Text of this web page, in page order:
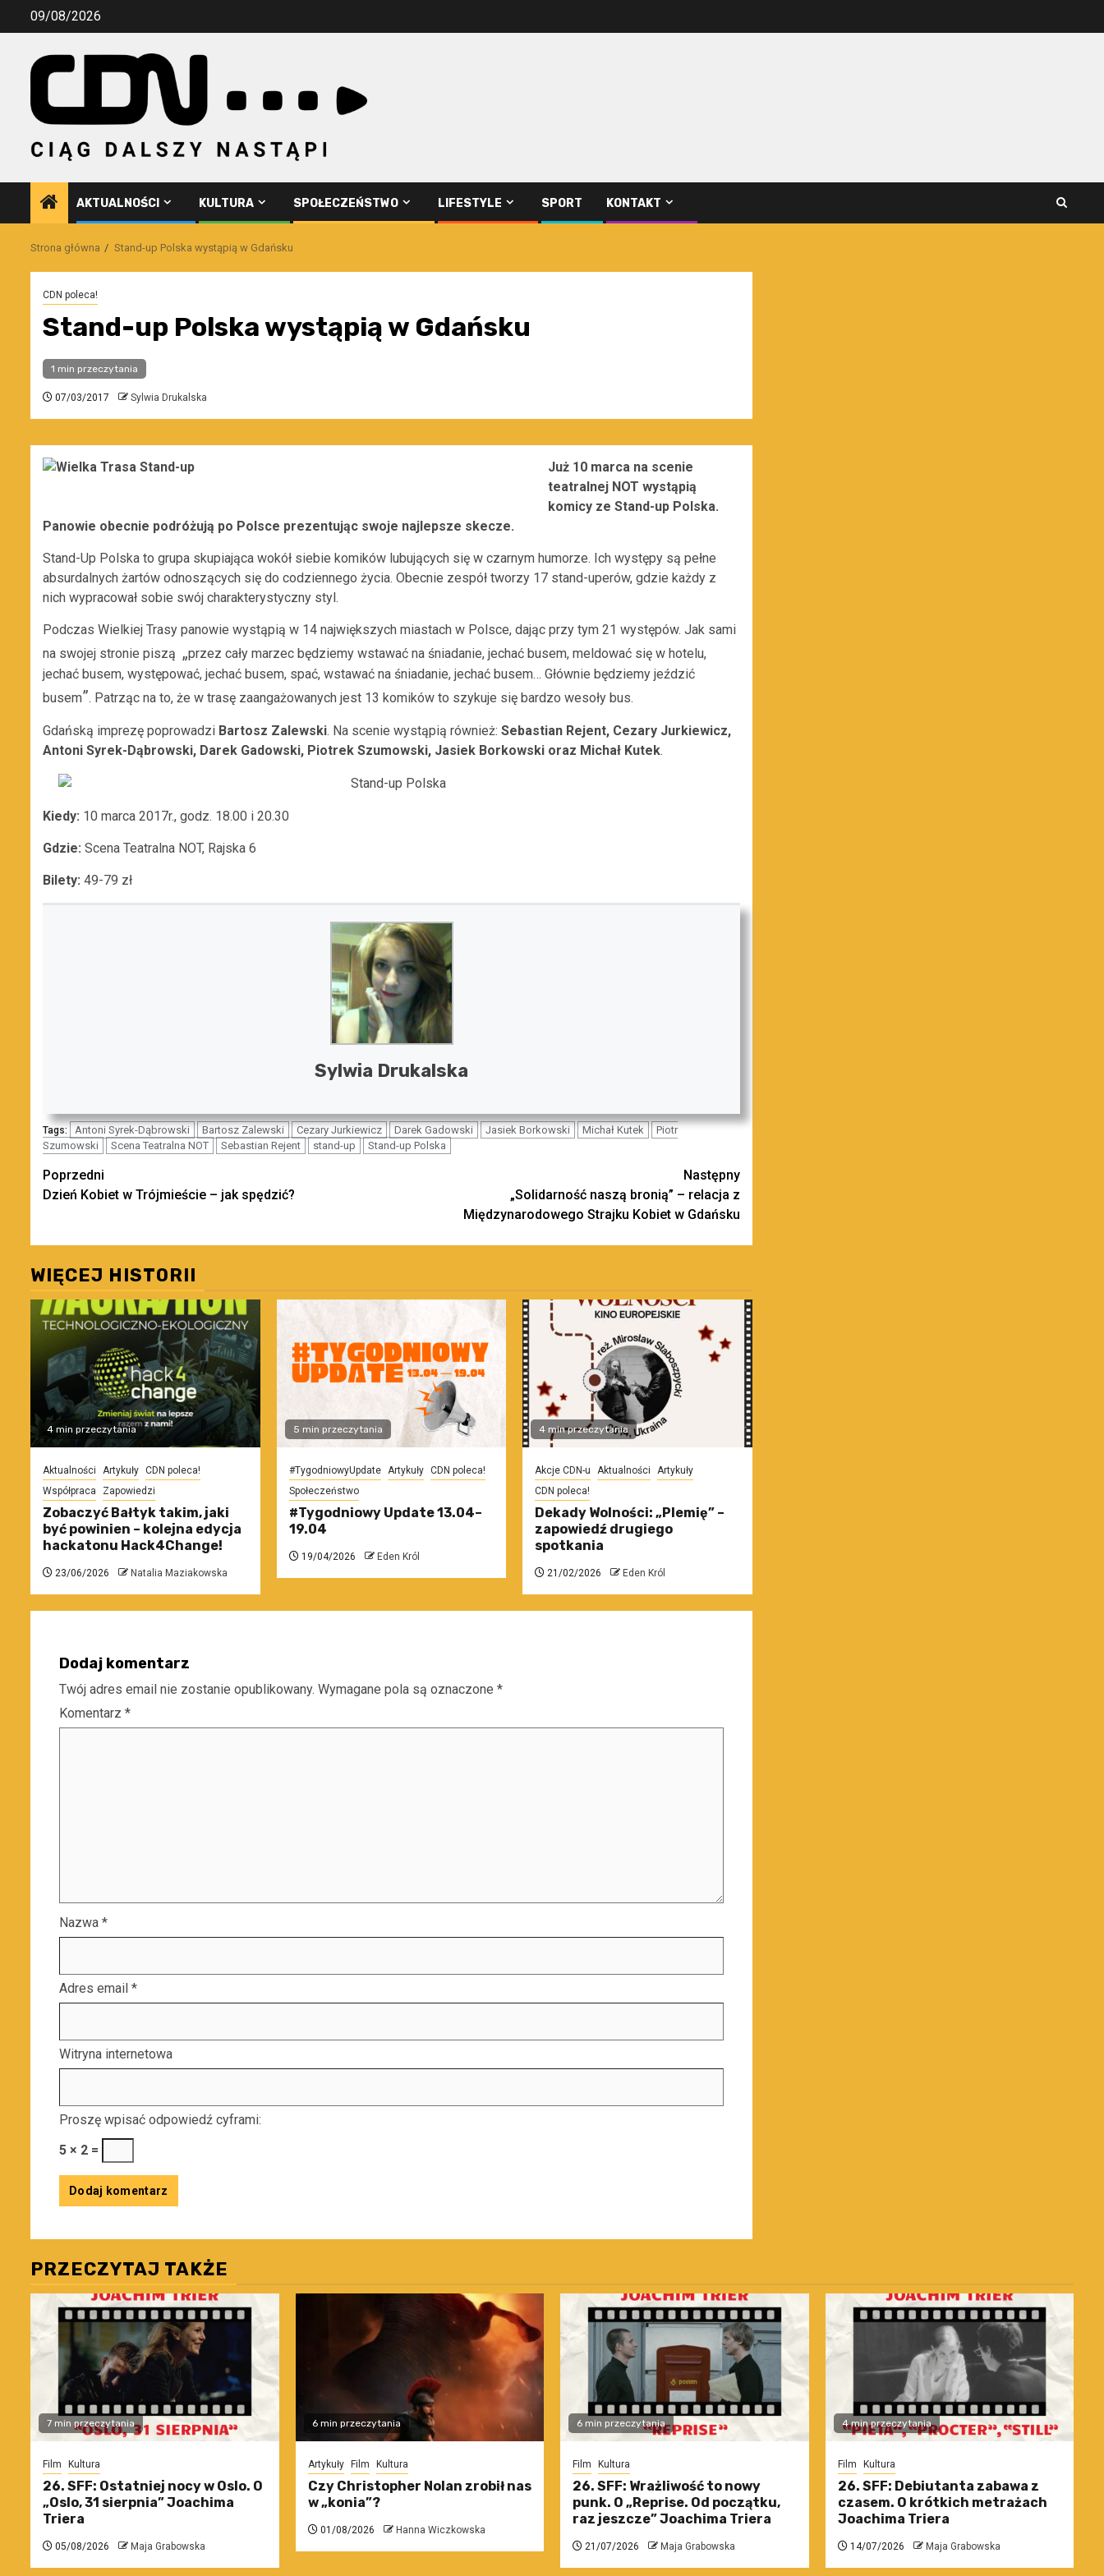
Przejdź09/08/2026
AKTUALNOŚCI KULTURA SPOŁECZEŃSTWO LIFESTYLE SPORT KONTAKT
Strona główna Stand-up Polska wystąpią w Gdańsku
CDN poleca!
Stand-up Polska wystąpią w Gdańsku
1 min przeczytania
07/03/2017 Sylwia Drukalska
Już 10 marca na scenie
teatralnej NOT wystąpią
komicy ze Stand-up Polska.
Panowie obecnie podróżują po Polsce prezentując swoje najlepsze skecze.
Stand-Up Polska to grupa skupiająca wokół siebie komików lubujących się w czarnym humorze. Ich występy są pełne
absurdalnych żartów odnoszących się do codziennego życia. Obecnie zespół tworzy 17 stand-uperów, gdzie każdy z
nich wypracował sobie swój charakterystyczny styl.
Podczas Wielkiej Trasy panowie wystąpią w 14 największych miastach w Polsce, dając przy tym 21 występów. Jak sami
na swojej stronie piszą „przez cały marzec będziemy wstawać na śniadanie, jechać busem, meldować się w hotelu,
jechać busem, występować, jechać busem, spać, wstawać na śniadanie, jechać busem… Głównie będziemy jeździć
busem”. Patrząc na to, że w trasę zaangażowanych jest 13 komików to szykuje się bardzo wesoły bus.
Gdańską imprezę poprowadzi Bartosz Zalewski. Na scenie wystąpią również: Sebastian Rejent, Cezary Jurkiewicz,
Antoni Syrek-Dąbrowski, Darek Gadowski, Piotrek Szumowski, Jasiek Borkowski oraz Michał Kutek.
Kiedy: 10 marca 2017r., godz. 18.00 i 20.30
Gdzie: Scena Teatralna NOT, Rajska 6
Bilety: 49-79 zł
Sylwia Drukalska
Tags: Antoni Syrek-Dąbrowski Bartosz Zalewski Cezary Jurkiewicz Darek Gadowski Jasiek Borkowski Michał Kutek
Piotr
Szumowski
Scena Teatralna NOT Sebastian Rejent stand-up Stand-up Polska
Zobacz
wpisy
Poprzedni
Dzień Kobiet w Trójmieście – jak spędzić?
Następny
„Solidarność naszą bronią” – relacja z
Międzynarodowego Strajku Kobiet w Gdańsku
WIĘCEJ HISTORII
4 min przeczytania
Aktualności Artykuły CDN poleca!
Współpraca
Zapowiedzi
Zobaczyć Bałtyk takim, jaki
być powinien – kolejna edycja
hackatonu Hack4Change!
23/06/2026 Natalia Maziakowska
5 min przeczytania
#TygodniowyUpdate Artykuły CDN poleca!
Społeczeństwo
#Tygodniowy Update 13.04–
19.04
19/04/2026 Eden Król
4 min przeczytania
Akcje CDN-u Aktualności
Artykuły
CDN poleca!
Dekady Wolności: „Plemię” –
zapowiedź drugiego
spotkania
21/02/2026 Eden Król
Dodaj komentarz
Twój adres email nie zostanie opublikowany. Wymagane pola są oznaczone *
Komentarz *
Nazwa *
Adres email *
Witryna internetowa
Proszę wpisać odpowiedź cyframi:
5 × 2 =
PRZECZYTAJ TAKŻE
7 min przeczytania
Film Kultura
26. SFF: Ostatniej nocy w Oslo. O
„Oslo, 31 sierpnia” Joachima
Triera
05/08/2026 Maja Grabowska
6 min przeczytania
Artykuły Film Kultura
Czy Christopher Nolan zrobił nas
w „konia”?
01/08/2026 Hanna Wiczkowska
6 min przeczytania
Film Kultura
26. SFF: Wrażliwość to nowy
punk. O „Reprise. Od początku,
raz jeszcze” Joachima Triera
21/07/2026 Maja Grabowska
4 min przeczytania
Film Kultura
26. SFF: Debiutanta zabawa z
czasem. O krótkich metrażach
Joachima Triera
14/07/2026 Maja Grabowska